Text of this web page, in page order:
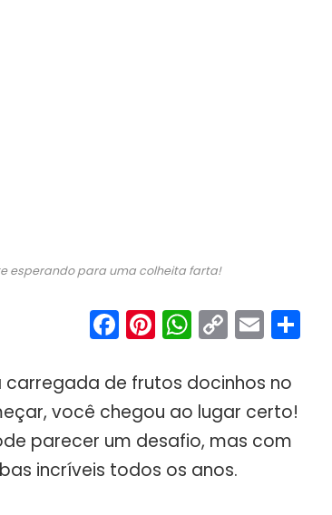
esperando para uma colheita farta!
Facebook
Pinterest
WhatsApp
Copy
Link
Email
de frutos docinhos no
você chegou ao lugar certo!
parecer um desafio, mas com
incríveis todos os anos.